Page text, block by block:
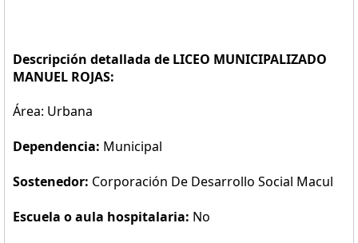
Descripción detallada de LICEO MUNICIPALIZADO
MANUEL ROJAS:
Área: Urbana
Dependencia: Municipal
Sostenedor: Corporación De Desarrollo Social Macul
Escuela o aula hospitalaria: No